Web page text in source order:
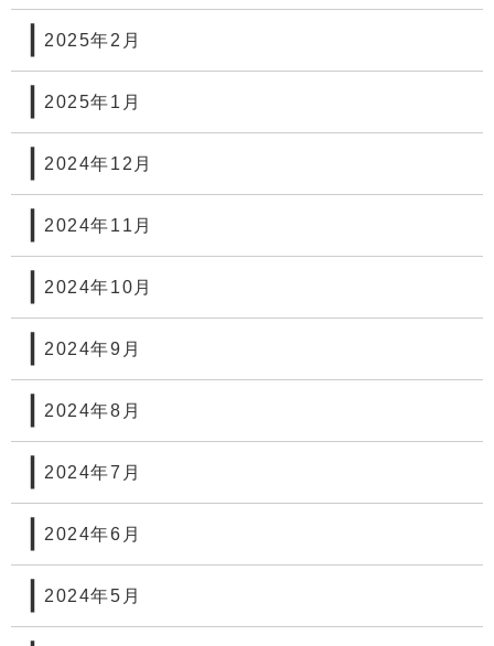
2025年2月
2025年1月
2024年12月
2024年11月
2024年10月
2024年9月
2024年8月
2024年7月
2024年6月
2024年5月